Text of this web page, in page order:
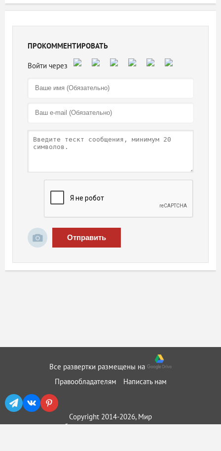
ПРОКОММЕНТИРОВАТЬ
Отправить
Все развертки размещены на
Правообладателям
Написать нам
Copyright 2014-2026, Мир
бумажного моделирования ::